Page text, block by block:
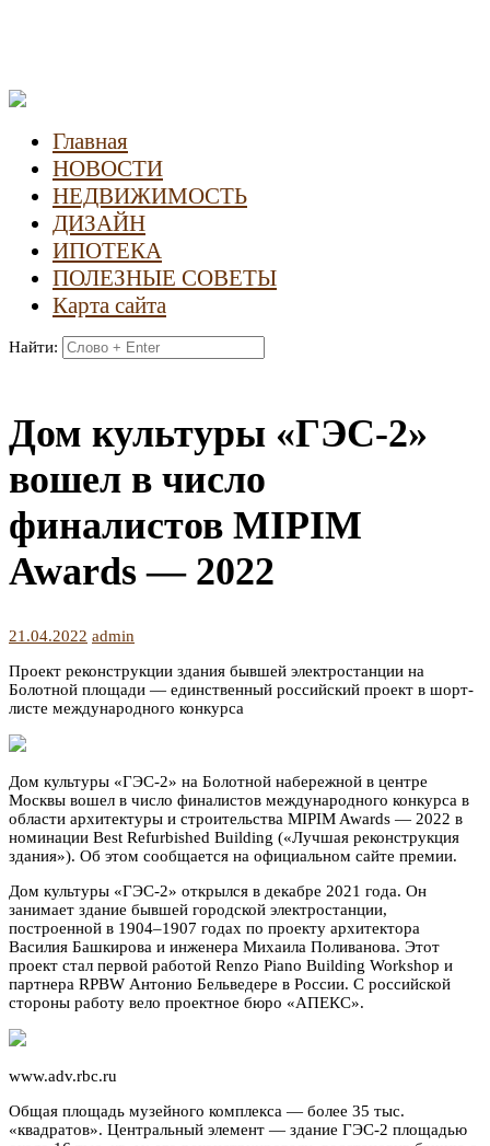
Главная
НОВОСТИ
НЕДВИЖИМОСТЬ
ДИЗАЙН
ИПОТЕКА
ПОЛЕЗНЫЕ СОВЕТЫ
Карта сайта
Найти:
Дом культуры «ГЭС-2»
вошел в число
финалистов MIPIM
Awards — 2022
21.04.2022 admin
Проект реконструкции здания бывшей электростанции на
Болотной площади — единственный российский проект в шорт-
листе международного конкурса
Дом культуры «ГЭС-2» на Болотной набережной в центре
Москвы вошел в число финалистов международного конкурса в
области архитектуры и строительства MIPIM Awards — 2022 в
номинации Best Refurbished Building («Лучшая реконструкция
здания»). Об этом сообщается на официальном сайте премии.
Дом культуры «ГЭС-2» открылся в декабре 2021 года. Он
занимает здание бывшей городской электростанции,
построенной в 1904–1907 годах по проекту архитектора
Василия Башкирова и инженера Михаила Поливанова. Этот
проект стал первой работой Renzo Piano Building Workshop и
партнера RPBW Антонио Бельведере в России. С российской
стороны работу вело проектное бюро «АПЕКС».
www.adv.rbc.ru
Общая площадь музейного комплекса — более 35 тыс.
«квадратов». Центральный элемент — здание ГЭС-2 площадью